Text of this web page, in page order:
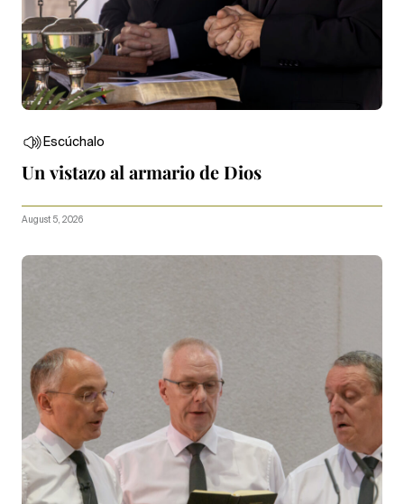
Escúchalo
Un vistazo al armario de Dios
August 5, 2026